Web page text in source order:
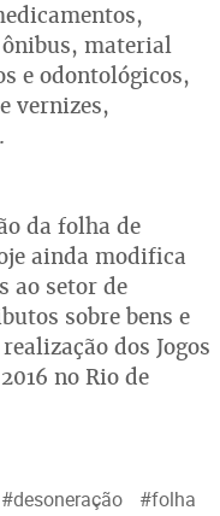
ônibus, material
e odontológicos,
vernizes,
da folha de
ainda modifica
ao setor de
sobre bens e
dos Jogos
no Rio de
#desoneração #folha